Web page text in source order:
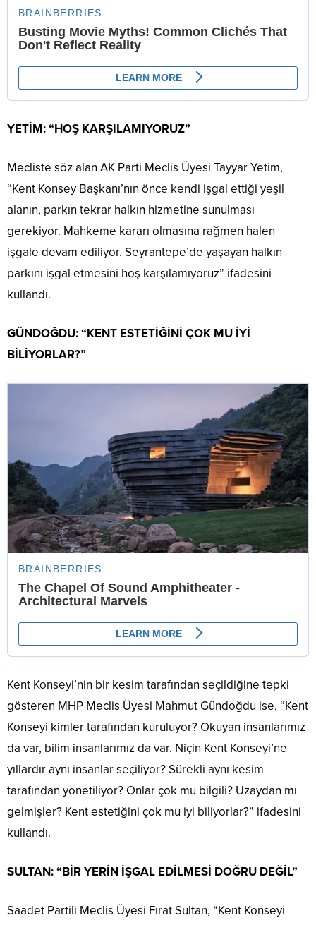
YETİM: “HOŞ KARŞILAMIYORUZ”
Mecliste söz alan AK Parti Meclis Üyesi Tayyar Yetim,
“Kent Konsey Başkanı’nın önce kendi işgal ettiği yeşil
alanın, parkın tekrar halkın hizmetine sunulması
gerekiyor. Mahkeme kararı olmasına rağmen halen
işgale devam ediliyor. Seyrantepe’de yaşayan halkın
parkını işgal etmesini hoş karşılamıyoruz” ifadesini
kullandı.
GÜNDOĞDU: “KENT ESTETİĞİNİ ÇOK MU İYİ
BİLİYORLAR?”
Kent Konseyi’nin bir kesim tarafından seçildiğine tepki
gösteren MHP Meclis Üyesi Mahmut Gündoğdu ise, “Kent
Konseyi kimler tarafından kuruluyor? Okuyan insanlarımız
da var, bilim insanlarımız da var. Niçin Kent Konseyi’ne
yıllardır aynı insanlar seçiliyor? Sürekli aynı kesim
tarafından yönetiliyor? Onlar çok mu bilgili? Uzaydan mı
gelmişler? Kent estetiğini çok mu iyi biliyorlar?” ifadesini
kullandı.
SULTAN: “BİR YERİN İŞGAL EDİLMESİ DOĞRU DEĞİL”
Saadet Partili Meclis Üyesi Fırat Sultan, “Kent Konseyi